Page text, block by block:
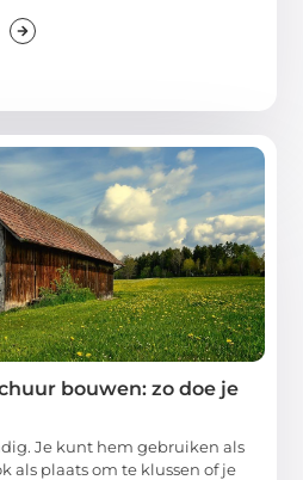
bouwen: zo doe je
Je kunt hem gebruiken als
als plaats om te klussen of je